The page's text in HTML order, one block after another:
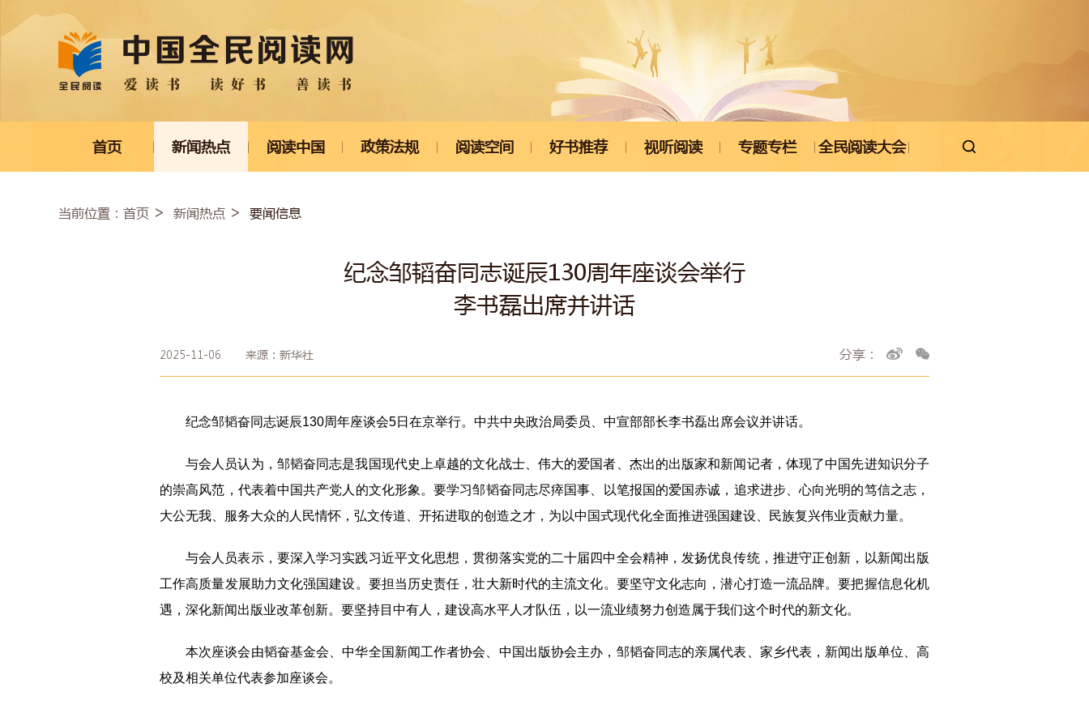
首页 新闻热点 阅读中国 政策法规 阅读空间 好书推荐 视听阅读 专题专栏 全民阅读大会 
当前位置： 首页 新闻热点 要闻信息
纪念邹韬奋同志诞辰130周年座谈会举行
李书磊出席并讲话
2025-11-06 来源：新华社 分享：  
纪念邹韬奋同志诞辰130周年座谈会5日在京举行。中共中央政治局委员、中宣部部长李书磊出席会议并讲话。
与会人员认为，邹韬奋同志是我国现代史上卓越的文化战士、伟大的爱国者、杰出的出版家和新闻记者，体现了中国先进知识分子
的崇高风范，代表着中国共产党人的文化形象。要学习邹韬奋同志尽瘁国事、以笔报国的爱国赤诚，追求进步、心向光明的笃信之志，
大公无我、服务大众的人民情怀，弘文传道、开拓进取的创造之才，为以中国式现代化全面推进强国建设、民族复兴伟业贡献力量。
与会人员表示，要深入学习实践习近平文化思想，贯彻落实党的二十届四中全会精神，发扬优良传统，推进守正创新，以新闻出版
工作高质量发展助力文化强国建设。要担当历史责任，壮大新时代的主流文化。要坚守文化志向，潜心打造一流品牌。要把握信息化机
遇，深化新闻出版业改革创新。要坚持目中有人，建设高水平人才队伍，以一流业绩努力创造属于我们这个时代的新文化。
本次座谈会由韬奋基金会、中华全国新闻工作者协会、中国出版协会主办，邹韬奋同志的亲属代表、家乡代表，新闻出版单位、高
校及相关单位代表参加座谈会。